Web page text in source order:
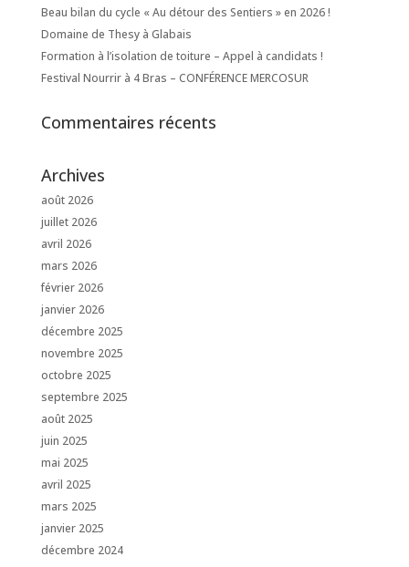
Beau bilan du cycle « Au détour des Sentiers » en 2026 !
Domaine de Thesy à Glabais
Formation à l’isolation de toiture – Appel à candidats !
Festival Nourrir à 4 Bras – CONFÉRENCE MERCOSUR
Commentaires récents
Archives
août 2026
juillet 2026
avril 2026
mars 2026
février 2026
janvier 2026
décembre 2025
novembre 2025
octobre 2025
septembre 2025
août 2025
juin 2025
mai 2025
avril 2025
mars 2025
janvier 2025
décembre 2024